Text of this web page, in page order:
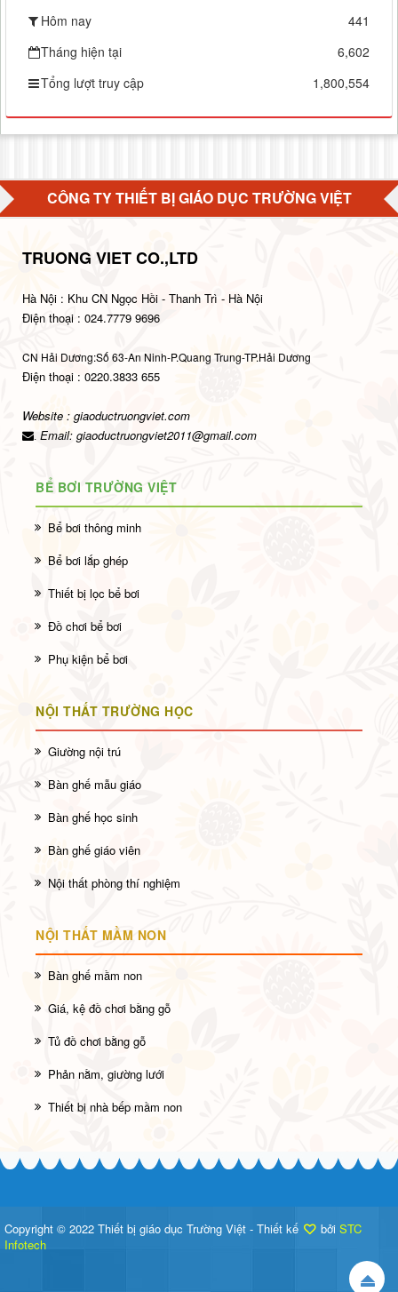
Hôm nay
441
Tháng hiện tại
6,602
Tổng lượt truy cập
1,800,554
CÔNG TY THIẾT BỊ GIÁO DỤC TRƯỜNG VIỆT
TRUONG VIET CO.,LTD
Hà Nội : Khu CN Ngọc Hồi - Thanh Trì - Hà Nội
Điện thoại : 024.7779 9696
CN Hải Dương:Số 63-An Ninh-P.Quang Trung-TP.Hải Dương
Điện thoại : 0220.3833 655
Website : giaoductruongviet.com
Email: giaoductruongviet2011@gmail.com
BỂ BƠI TRƯỜNG VIỆT
Bể bơi thông minh
Bể bơi lắp ghép
Thiết bị lọc bể bơi
Đồ chơi bể bơi
Phụ kiện bể bơi
NỘI THẤT TRƯỜNG HỌC
Giường nội trú
Bàn ghế mẫu giáo
Bàn ghế học sinh
Bàn ghế giáo viên
Nội thất phòng thí nghiệm
NỘI THẤT MẦM NON
Bàn ghế mầm non
Giá, kệ đồ chơi bằng gỗ
Tủ đồ chơi bằng gỗ
Phản nằm, giường lưới
Thiết bị nhà bếp mầm non
Copyright © 2022 Thiết bị giáo dục Trường Việt - Thiết kế bởi STC
Infotech